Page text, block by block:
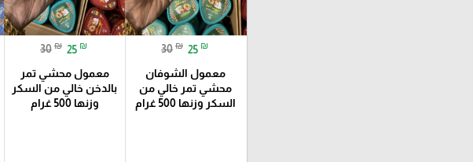
30 ₪ 25 ₪
معمول الشوفان
محشي تمر خالي من
السكر وزنها 500 غرام
30 ₪ 25 ₪
معمول محشي تمر
بالدخن خالي من السكر
وزنها 500 غرام